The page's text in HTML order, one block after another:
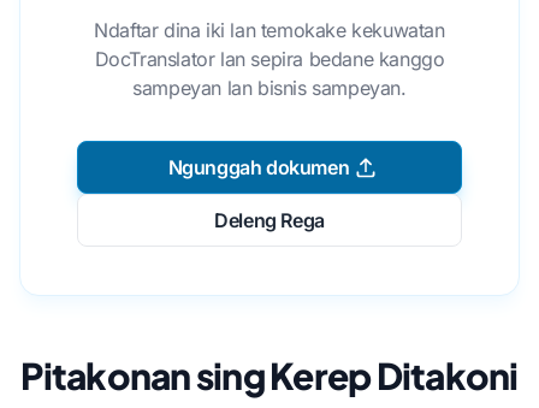
Ndaftar dina iki lan temokake kekuwatan
DocTranslator lan sepira bedane kanggo
sampeyan lan bisnis sampeyan.
Ngunggah dokumen
Deleng Rega
Pitakonan sing Kerep Ditakoni